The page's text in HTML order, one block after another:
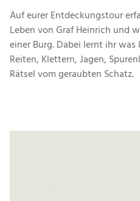
Auf eurer Entdeckungstour
Leben von Graf Heinrich und
einer Burg. Dabei lernt ihr
Reiten, Klettern, Jagen,
Rätsel vom geraubten Schatz.